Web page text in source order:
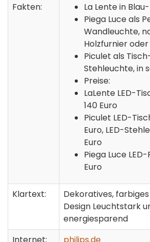
Fakten:
La Lente in
Piega Luce als
Wandleuchte,
Holzfurnier
Piculet als
Stehleuchte, in
Preise:
LaLente LED-
140 Euro
Piculet LED-
Euro, LED-
Euro
Piega Luce
Euro
Klartext:
Dekoratives,
Design Leuchtstark
energiesparend
Internet:
philips.de